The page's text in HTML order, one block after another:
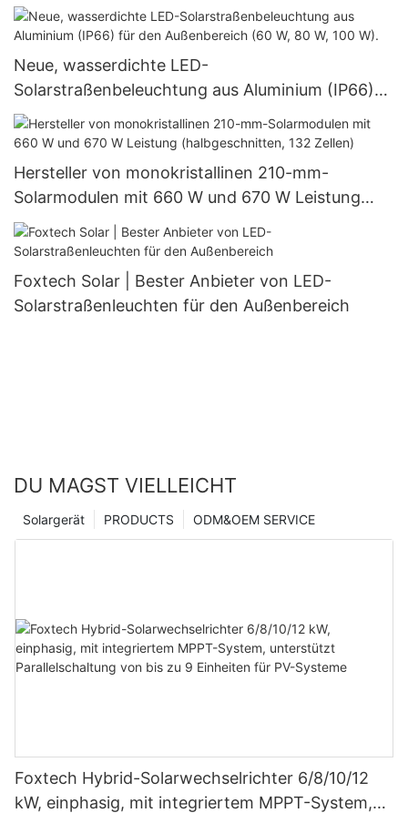
Neue, wasserdichte LED-
Solarstraßenbeleuchtung aus Aluminium (IP66)
für den Außenbereich (60 W, 80 W, 100 W).
Hersteller von monokristallinen 210-mm-
Solarmodulen mit 660 W und 670 W Leistung
(halbgeschnitten, 132 Zellen)
Foxtech Solar | Bester Anbieter von LED-
Solarstraßenleuchten für den Außenbereich
DU MAGST VIELLEICHT
ODM&OEM SERVICE
PRODUCTS
Solargerät
Foxtech Hybrid-Solarwechselrichter 6/8/10/12
kW, einphasig, mit integriertem MPPT-System,